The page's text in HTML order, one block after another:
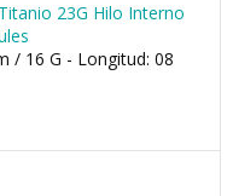
23G Hilo Interno
/ 16 G - Longitud: 08